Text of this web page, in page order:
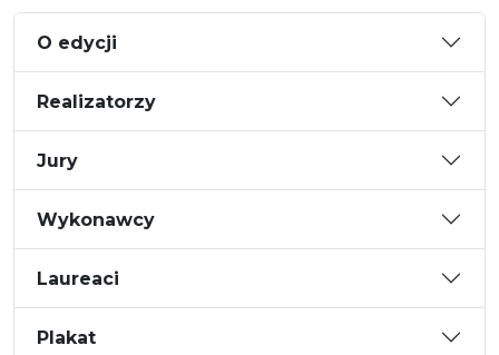
O edycji
Realizatorzy
Jury
Wykonawcy
Laureaci
Plakat